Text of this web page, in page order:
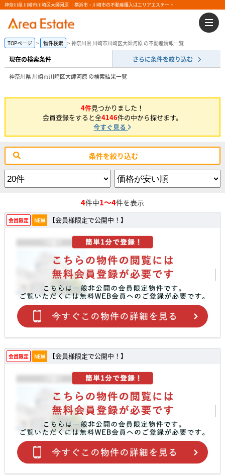
神奈川県 川崎市川崎区大師河原 ｜横浜市・川崎市の不動産購入はエリアエステート
TOPページ 物件検索 神奈川県 川崎市川崎区大師河原 の不動産情報一覧
現在の検索条件 さらに条件を絞り込む
神奈川県 川崎市川崎区大師河原 の検索結果一覧
4件見つかりました！
会員登録をすると全4146件の中から探せます。
今すぐ見る
条件を絞り込む
4件中1～4件を表示
会員限定 NEW 【会員様限定で公開中！】
会員限定 NEW 【会員様限定で公開中！】